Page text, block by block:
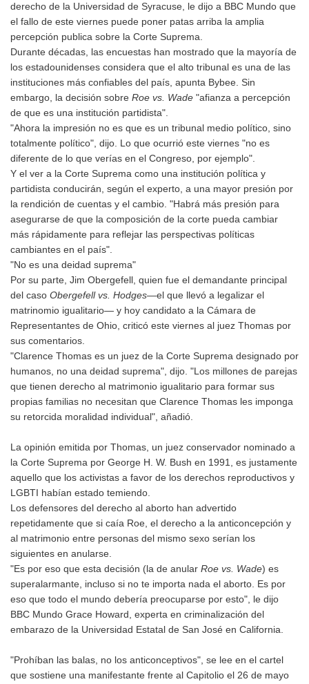
derecho de la Universidad de Syracuse, le dijo a BBC Mundo que
el fallo de este viernes puede poner patas arriba la amplia
percepción publica sobre la Corte Suprema.
Durante décadas, las encuestas han mostrado que la mayoría de
los estadounidenses considera que el alto tribunal es una de las
instituciones más confiables del país, apunta Bybee. Sin
embargo, la decisión sobre Roe vs. Wade "afianza a percepción
de que es una institución partidista".
"Ahora la impresión no es que es un tribunal medio político, sino
totalmente político", dijo. Lo que ocurrió este viernes "no es
diferente de lo que verías en el Congreso, por ejemplo".
Y el ver a la Corte Suprema como una institución política y
partidista conducirán, según el experto, a una mayor presión por
la rendición de cuentas y el cambio. "Habrá más presión para
asegurarse de que la composición de la corte pueda cambiar
más rápidamente para reflejar las perspectivas políticas
cambiantes en el país".
"No es una deidad suprema"
Por su parte, Jim Obergefell, quien fue el demandante principal
del caso Obergefell vs. Hodges—el que llevó a legalizar el
matrinomio igualitario— y hoy candidato a la Cámara de
Representantes de Ohio, criticó este viernes al juez Thomas por
sus comentarios.
"Clarence Thomas es un juez de la Corte Suprema designado por
humanos, no una deidad suprema", dijo. "Los millones de parejas
que tienen derecho al matrimonio igualitario para formar sus
propias familias no necesitan que Clarence Thomas les imponga
su retorcida moralidad individual", añadió.
La opinión emitida por Thomas, un juez conservador nominado a
la Corte Suprema por George H. W. Bush en 1991, es justamente
aquello que los activistas a favor de los derechos reproductivos y
LGBTI habían estado temiendo.
Los defensores del derecho al aborto han advertido
repetidamente que si caía Roe, el derecho a la anticoncepción y
al matrimonio entre personas del mismo sexo serían los
siguientes en anularse.
"Es por eso que esta decisión (la de anular Roe vs. Wade) es
superalarmante, incluso si no te importa nada el aborto. Es por
eso que todo el mundo debería preocuparse por esto", le dijo
BBC Mundo Grace Howard, experta en criminalización del
embarazo de la Universidad Estatal de San José en California.
"Prohíban las balas, no los anticonceptivos", se lee en el cartel
que sostiene una manifestante frente al Capitolio el 26 de mayo